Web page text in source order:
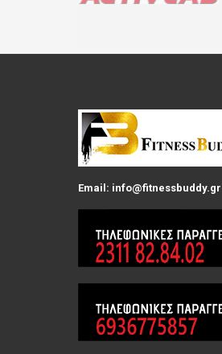
Email: info@fitnessbuddy.gr